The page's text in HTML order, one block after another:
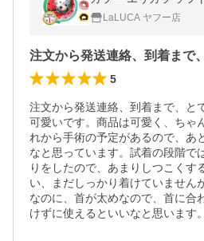
ツ イチゴ 布 手術 怪
A ポイント利用
LaLUCA ヤフー店
5
注文から発送連絡、到着まで、と
可愛いです。商品は可愛く、ちゃ
れから手術の予定があるので、あ
なと思っています。試着の段階で
りをしたので、あまりしつこくす
い、まだしっかり着けていません
なのに、首が太めなので、首に合
けずに使えるといいなと思います。